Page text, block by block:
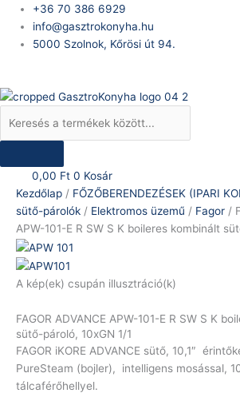
content
+36 70 386 6929
info@gasztrokonyha.hu
5000 Szolnok, Kőrösi út 94.
Products
search
0,00 Ft 0 Kosár
Kezdőlap / FŐZŐBERENDEZÉSEK (IPARI
sütő-párolók / Elektromos üzemű / Fagor /
APW-101-E R SW S K boileres kombinált
A kép(ek) csupán illusztráció(k)
FAGOR ADVANCE APW-101-E R SW S K
sütő-pároló, 10xGN 1/1
FAGOR iKORE ADVANCE sütő, 10,1″
PureSteam (bojler), intelligens mosással,
tálcaférőhellyel.
Original
price
was:
price
is:
FAGOR
ADVANCE
APW-
R
S
boileres
kombinált
sütő-
pároló,
10xGN
1/1
mennyiség